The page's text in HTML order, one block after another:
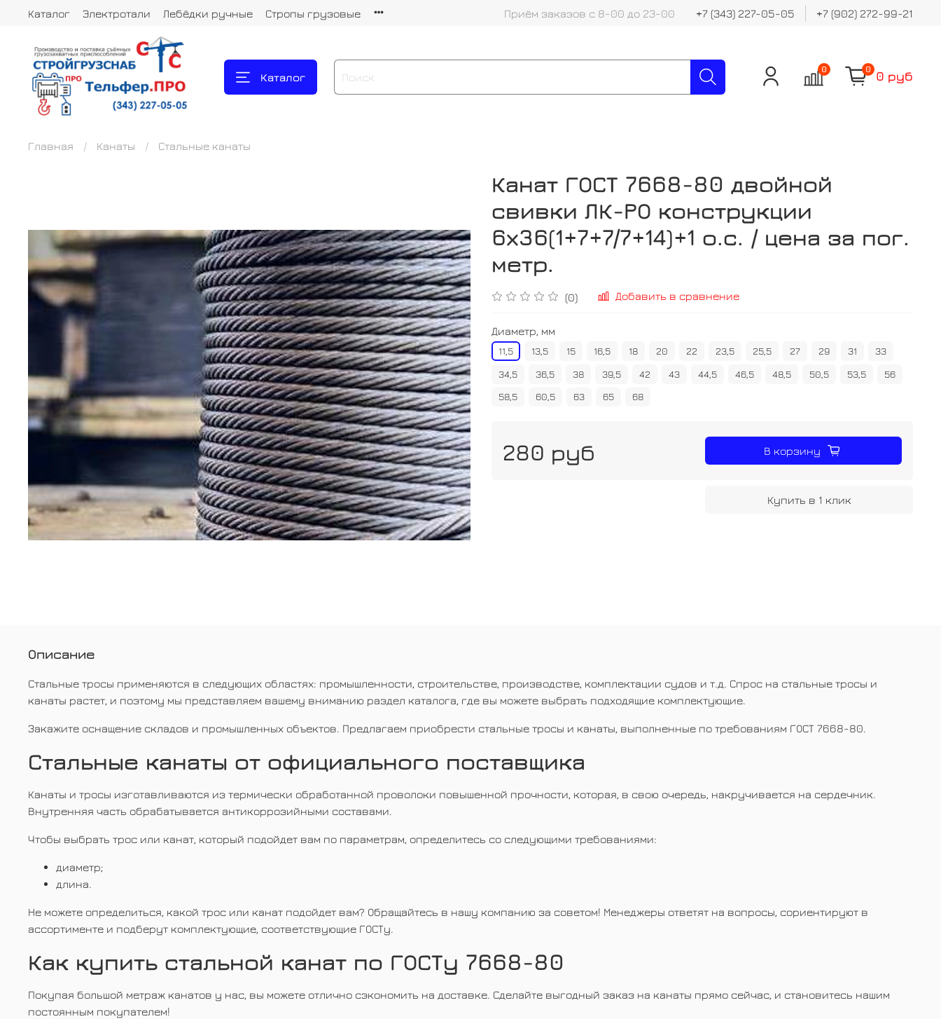
Каталог Электротали Лебёдки ручные Стропы грузовые Приём заказов с 8-00 до 23-00 +7 (343) 227-05-05 +7 (902) 272-99-21
Каталог
0 0 0 руб
Главная Канаты Стальные канаты
Канат ГОСТ 7668-80 двойной
свивки ЛК-РО конструкции
6х36(1+7+7/7+14)+1 о.с. / цена за пог.
метр.
(0) Добавить в сравнение
Диаметр, мм
11,5 13,5 15 16,5 18 20 22 23,5 25,5 27 29 31
33
34,5
36,5 38 39,5 42 43 44,5 46,5 48,5 50,5 53,5
56
58,5
60,5 63 65 68
280 руб В корзину
Купить в 1 клик
Описание
Стальные тросы применяются в следующих областях: промышленности, строительстве, производстве, комплектации судов и т.д. Спрос на стальные тросы и
канаты растет, и поэтому мы представляем вашему вниманию раздел каталога, где вы можете выбрать подходящие комплектующие.
Закажите оснащение складов и промышленных объектов. Предлагаем приобрести стальные тросы и канаты, выполненные по требованиям ГОСТ 7668-80.
Стальные канаты от официального поставщика
Канаты и тросы изготавливаются из термически обработанной проволоки повышенной прочности, которая, в свою очередь, накручивается на сердечник.
Внутренняя часть обрабатывается антикоррозийными составами.
Чтобы выбрать трос или канат, который подойдет вам по параметрам, определитесь со следующими требованиями:
диаметр;
длина.
Не можете определиться, какой трос или канат подойдет вам? Обращайтесь в нашу компанию за советом! Менеджеры ответят на вопросы, сориентируют в
ассортименте и подберут комплектующие, соответствующие ГОСТу.
Как купить стальной канат по ГОСТу 7668-80
Покупая большой метраж канатов у нас, вы можете отлично сэкономить на доставке. Сделайте выгодный заказ на канаты прямо сейчас, и становитесь нашим
постоянным покупателем!